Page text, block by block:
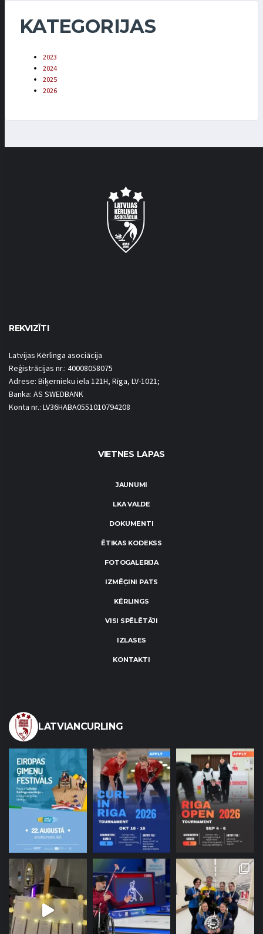
KATEGORIJAS
2023
2024
2025
2026
REKVIZĪTI
Latvijas Kērlinga asociācija
Reģistrācijas nr.: 40008058075
Adrese: Biķernieku iela 121H, Rīga, LV-1021;
Banka: AS SWEDBANK
Konta nr.: LV36HABA0551010794208
VIETNES LAPAS
JAUNUMI
LKA VALDE
DOKUMENTI
ĒTIKAS KODEKSS
FOTOGALERIJA
IZMĒĢINI PATS
KĒRLINGS
VISI SPĒLĒTĀJI
IZLASES
KONTAKTI
LATVIANCURLING